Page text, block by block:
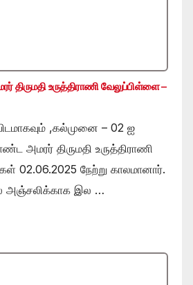
திருமதி உருத்திராணி வேலுப்பிள்ளை –
,கல்முனை – 02 ஐ
அமரர் திருமதி உருத்திராணி
02.06.2025 நேற்று காலமானார்.
அஞ்சலிக்காக இல …